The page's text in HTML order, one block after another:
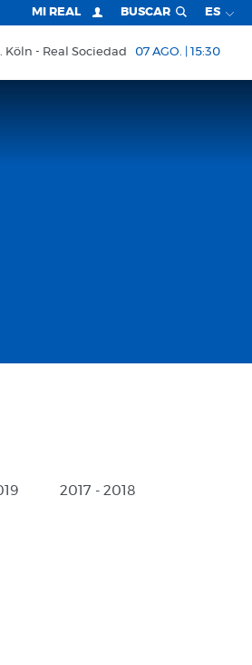
MI REAL BUSCAR ES
Köln Real Sociedad 07 AGO. | 15:30
2017 - 2018